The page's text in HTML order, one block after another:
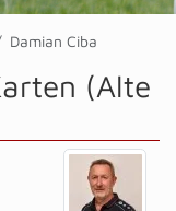
Damian Ciba
(Alte